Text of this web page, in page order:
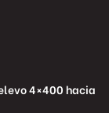
4×400 hacia